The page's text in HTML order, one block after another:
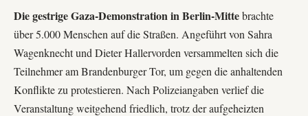
Die gestrige Gaza-Demonstration in Berlin-Mittebrachte
über 5.000 Menschen auf die Straßen. Angeführt von Sahra
Wagenknechtund Dieter Hallervorden versammelten sich die
Teilnehmer am Brandenburger Tor, um gegen die anhaltenden
Konflikte zu protestieren. Nach Polizeiangaben verlief die
Veranstaltung weitgehend friedlich, trotz der aufgeheizten